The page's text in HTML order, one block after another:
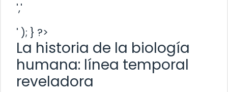
','
' ); } ?>
La historia de la biología
humana: línea temporal
reveladora